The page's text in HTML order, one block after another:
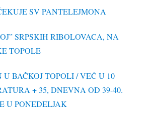
SV PANTELEJMONA
SRPSKIH RIBOLOVACA, NA
TOPOLE
U BAČKOJ TOPOLI / VEĆ U 10
+ 35, DNEVNA OD 39-40.
U PONEDELJAK